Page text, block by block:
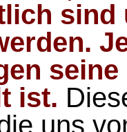
sind
ist.
uns